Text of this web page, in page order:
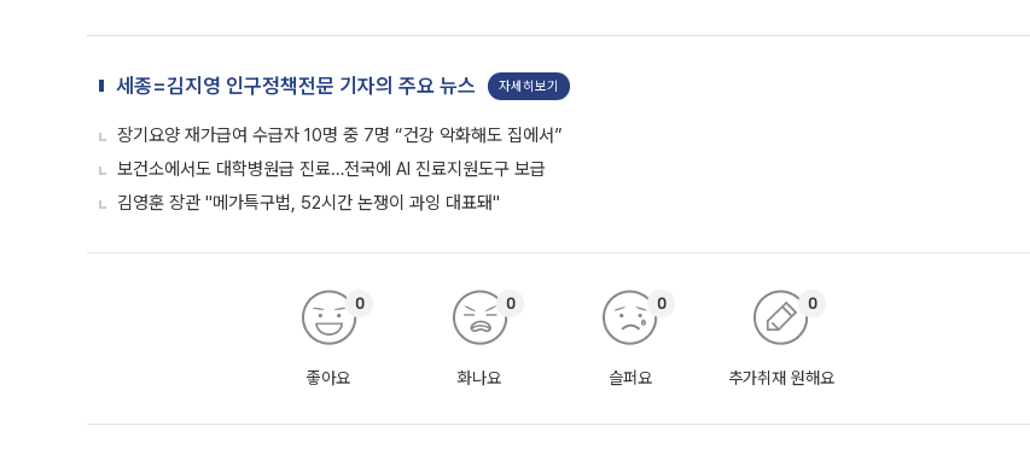
세종=김지영 인구정책전문 기자의 주요 뉴스 자세히보기
장기요양 재가급여 수급자 10명 중 7명 “건강 악화해도 집에서”
보건소에서도 대학병원급 진료…전국에 AI 진료지원도구 보급
김영훈 장관 "메가특구법, 52시간 논쟁이 과잉 대표돼"
좋아요
0
화나요
0
슬퍼요
0
추가취재 원해요
0